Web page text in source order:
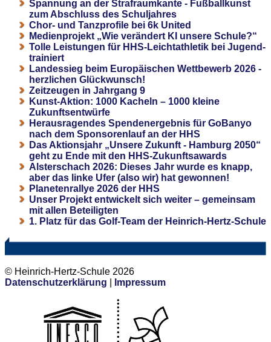
Spannung an der Strafraumkante - Fußballkunst
zum Abschluss des Schuljahres
Chor- und Tanzprofile bei 6k United
Medienprojekt „Wie verändert KI unsere Schule?“
Tolle Leistungen für HHS-Leichtathletik bei Jugend-
trainiert
Landessieg beim Europäischen Wettbewerb 2026 -
herzlichen Glückwunsch!
Zeitzeugen in Jahrgang 9
Kunst-Aktion: 1000 Kacheln – 1000 kleine
Zukunftsentwürfe
Herausragendes Spendenergebnis für GoBanyo
nach dem Sponsorenlauf an der HHS
Das Aktionsjahr „Unsere Zukunft - Hamburg 2050“
geht zu Ende mit den HHS-Zukunftsawards
Alsterschach 2026: Dieses Jahr wurde es knapp,
aber das linke Ufer (also wir) hat gewonnen!
Planetenrallye 2026 der HHS
Unser Projekt entwickelt sich weiter – gemeinsam
mit allen Beteiligten
1. Platz für das Golf-Team der Heinrich-Hertz-Schule
© Heinrich-Hertz-Schule 2026
Datenschutzerklärung
Impressum